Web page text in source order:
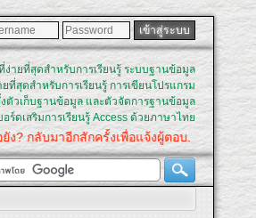
ง่ายที่สุดสำหรับการเรียนรู้ ระบบฐานข้อมูล
ที่สุดสำหรับการเรียนรู้ การเขียนโปรแกรม
งตัวเก็บฐานข้อมูล และตัวจัดการฐานข้อมูล
อร์ดเสริมการเรียนรู้ Access ด้วยภาษาไทย
ลับมาอีกสักครั้งเพื่อแจ้งผู้ตอบ.